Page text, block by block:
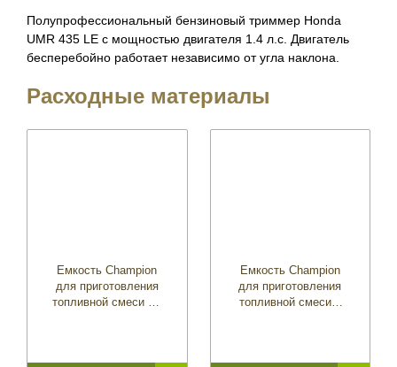
Полупрофессиональный бензиновый триммер Honda
UMR 435 LE с мощностью двигателя 1.4 л.с. Двигатель
бесперебойно работает независимо от угла наклона.
Расходные материалы
Емкость Champion
для приготовления
топливной смеси 1л
Емкость Champion
для приготовления
топливной смеси 2